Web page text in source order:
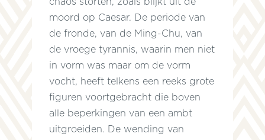
moord op Caesar. De periode van
de fronde, van de Ming-Chu, van
de vroege tyrannis, waarin men niet
in vorm was maar om de vorm
vocht, heeft telkens een reeks grote
figuren voortgebracht die boven
alle beperkingen van een ambt
uitgroeiden. De wending van